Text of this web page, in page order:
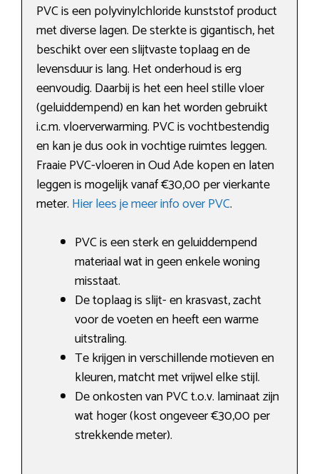
PVC is een polyvinylchloride kunststof product
met diverse lagen. De sterkte is gigantisch, het
beschikt over een slijtvaste toplaag en de
levensduur is lang. Het onderhoud is erg
eenvoudig. Daarbij is het een heel stille vloer
(geluiddempend) en kan het worden gebruikt
i.c.m. vloerverwarming. PVC is vochtbestendig
en kan je dus ook in vochtige ruimtes leggen.
Fraaie PVC-vloeren in Oud Ade kopen en laten
leggen is mogelijk vanaf €30,00 per vierkante
meter. Hier lees je meer info over PVC.
PVC is een sterk en geluiddempend
materiaal wat in geen enkele woning
misstaat.
De toplaag is slijt- en krasvast, zacht
voor de voeten en heeft een warme
uitstraling.
Te krijgen in verschillende motieven en
kleuren, matcht met vrijwel elke stijl.
De onkosten van PVC t.o.v. laminaat zijn
wat hoger (kost ongeveer €30,00 per
strekkende meter).